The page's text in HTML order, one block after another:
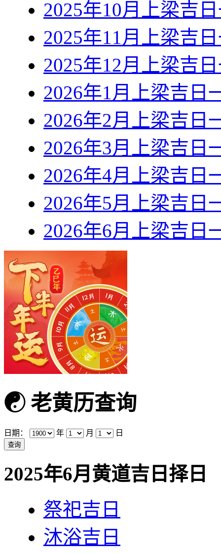
2025年10月上梁吉
2025年11月上梁吉
2025年12月上梁吉
2026年1月上梁吉日
2026年2月上梁吉日
2026年3月上梁吉日
2026年4月上梁吉日
2026年5月上梁吉日
2026年6月上梁吉日
☯老黄历查询
日期： 年 月 日
2025年6月黄道吉日择日
祭祀吉日
沐浴吉日